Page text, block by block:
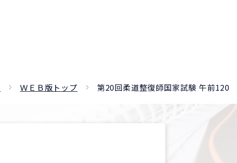
ＷＥＢ版トップ 第20回柔道整復師国家試験 午前120